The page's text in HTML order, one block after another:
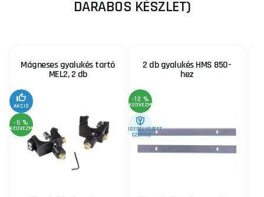
DARABOS KÉSZLET)
Mágneses gyalukés tartó
MEL2, 2 db
AKCIÓ
-6 %
KEDVEZMÉNY
2 db gyalukés HMS 850-
hez
-12 %
KEDVEZMÉNY
ENGEDÉLYEZETT
SZERVIZ